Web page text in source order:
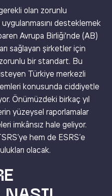
olan zorunlu
uygulanmasını desteklemek
Avrupa Birliği'nde (AB)
sağlayan şirketler için
bir standart. Bu
Türkiye merkezli
konusunda ciddiyetle
Önümüzdeki birkaç yıl
yüzeysel raporlamalar
imkânsız hale geliyor.
hem de ESRS’e
olacak.